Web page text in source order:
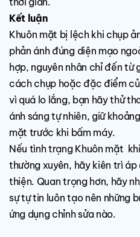
Kết luận
Khuôn mặt bị lệch khi chụp
phản ánh đúng diện mạo
hợp, nguyên nhân chỉ đến từ
cách chụp hoặc đặc điểm
vì quá lo lắng, bạn hãy thử
ánh sáng tự nhiên, giữ
mặt trước khi bấm máy.
Nếu tình trạng Khuôn mặt
thường xuyên, hãy kiên trì
thiện. Quan trọng hơn, hãy
sự tự tin luôn tạo nên những
ứng dụng chỉnh sửa nào.